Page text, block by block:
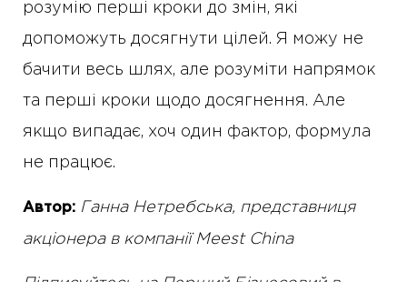
розумію перші кроки до змін, які
допоможуть досягнути цілей. Я можу не
бачити весь шлях, але розуміти напрямок
та перші кроки щодо досягнення. Але
якщо випадає, хоч один фактор, формула
не працює.
Автор: Ганна Нетребська, представниця
акціонера в компанії Meest China